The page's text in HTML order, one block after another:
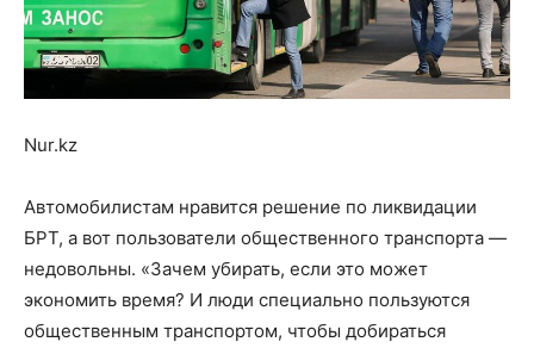
Nur.kz
Автомобилистам нравится решение по ликвидации
БРТ, а вот пользователи общественного транспорта —
недовольны. «Зачем убирать, если это может
экономить время? И люди специально пользуются
общественным транспортом, чтобы добираться